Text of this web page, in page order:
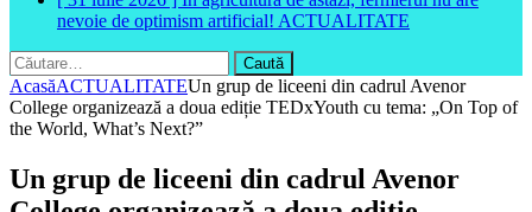
după:
AcasăACTUALITATEUn grup de liceeni din cadrul Avenor
College organizează a doua ediție TEDxYouth cu tema: „On Top of
the World, What’s Next?”
Un grup de liceeni din cadrul Avenor
College organizează a doua ediție